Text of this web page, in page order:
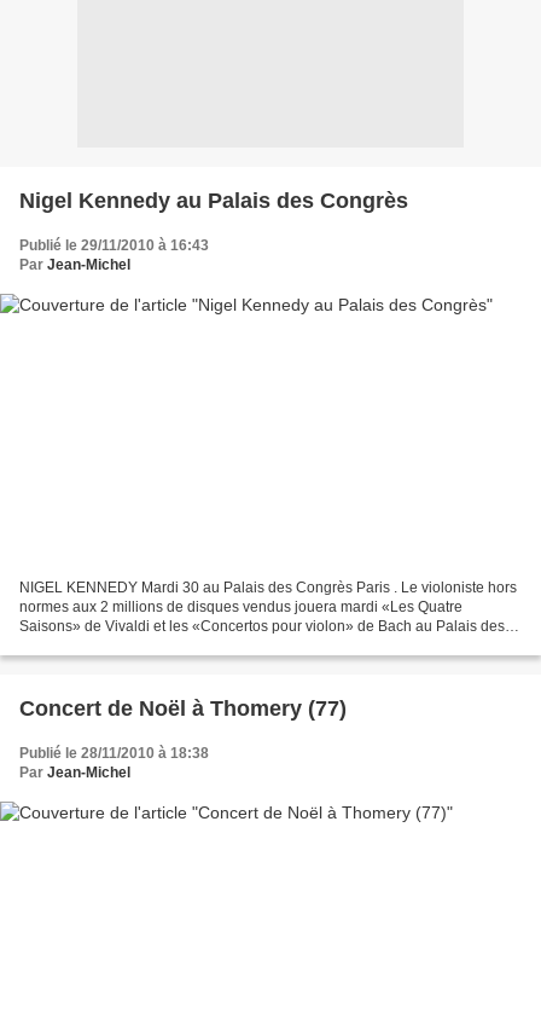
Nigel Kennedy au Palais des Congrès
Publié le 29/11/2010 à 16:43
Par Jean-Michel
NIGEL KENNEDY Mardi 30 au Palais des Congrès Paris . Le violoniste hors
normes aux 2 millions de disques vendus jouera mardi «Les Quatre
Saisons» de Vivaldi et les «Concertos pour violon» de Bach au Palais des
Concert de Noël à Thomery (77)
Publié le 28/11/2010 à 18:38
Par Jean-Michel